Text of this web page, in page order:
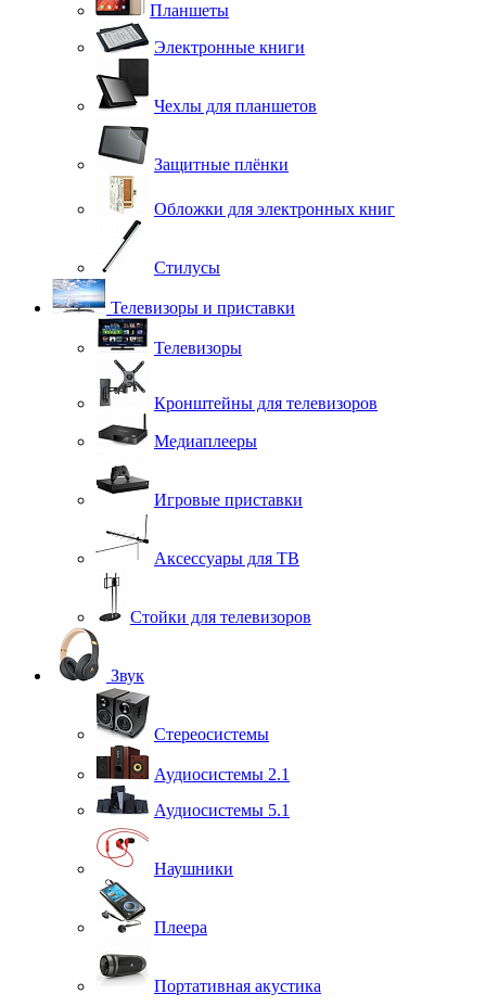
Планшеты
Электронные книги
Чехлы для планшетов
Защитные плёнки
Обложки для электронных книг
Стилусы
Телевизоры и приставки
Телевизоры
Кронштейны для телевизоров
Медиаплееры
Игровые приставки
Аксессуары для ТВ
Стойки для телевизоров
Звук
Стереосистемы
Аудиосистемы 2.1
Аудиосистемы 5.1
Наушники
Плеера
Портативная акустика